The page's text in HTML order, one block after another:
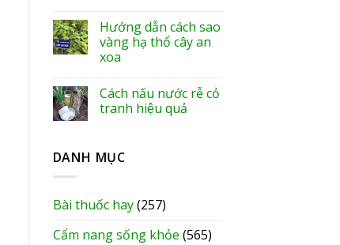
Hướng dẫn cách sao
vàng hạ thổ cây an
xoa
Cách nấu nước rễ cỏ
tranh hiệu quả
DANH MỤC
Bài thuốc hay(257)
Cẩm nang sống khỏe (565)